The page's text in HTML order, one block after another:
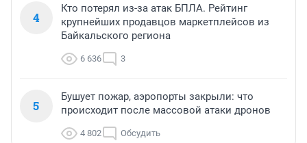
4
Кто потерял из-за атак БПЛА. Рейтинг
крупнейших продавцов маркетплейсов из
Байкальского региона
6 636 3
5
Бушует пожар, аэропорты закрыли: что
происходит после массовой атаки дронов
4 802 Обсудить